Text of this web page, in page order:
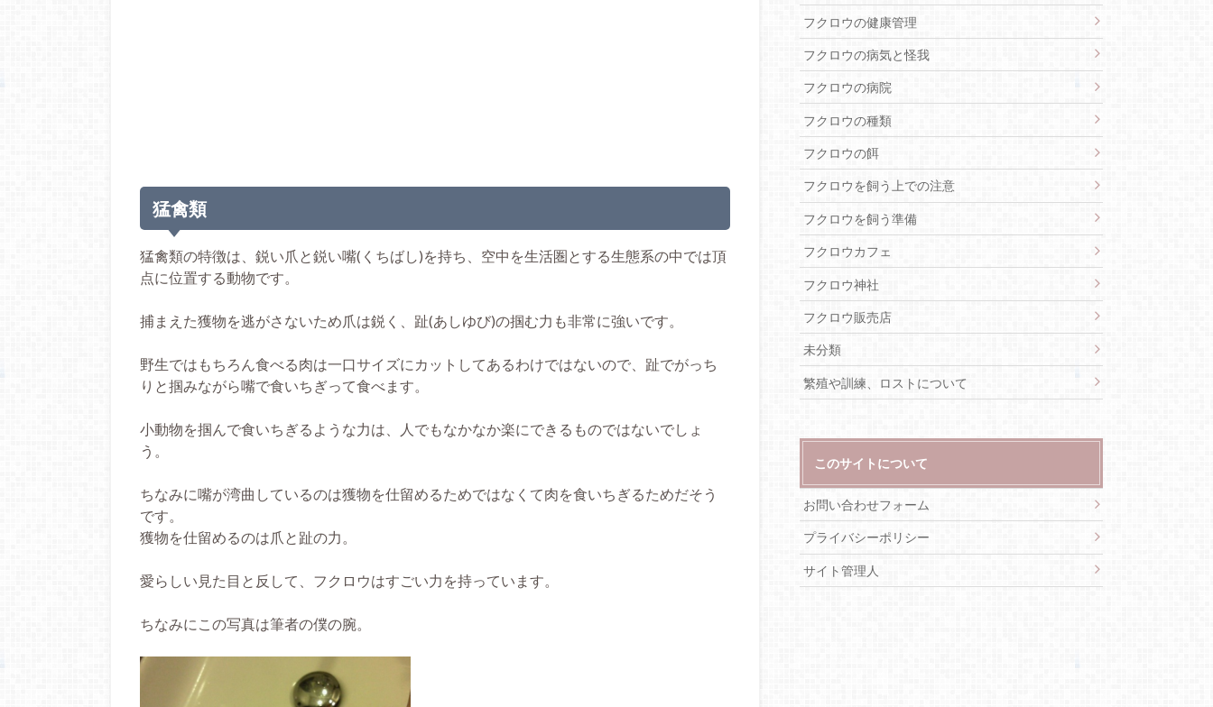
猛禽類
猛禽類の特徴は、鋭い爪と鋭い嘴(くちばし)を持ち、空中を生活圏とする生態系の中では頂
点に位置する動物です。
捕まえた獲物を逃がさないため爪は鋭く、趾(あしゆび)の掴む力も非常に強いです。
野生ではもちろん食べる肉は一口サイズにカットしてあるわけではないので、趾でがっち
りと掴みながら嘴で食いちぎって食べます。
小動物を掴んで食いちぎるような力は、人でもなかなか楽にできるものではないでしょ
う。
ちなみに嘴が湾曲しているのは獲物を仕留めるためではなくて肉を食いちぎるためだそう
です。
獲物を仕留めるのは爪と趾の力。
愛らしい見た目と反して、フクロウはすごい力を持っています。
ちなみにこの写真は筆者の僕の腕。
フクロウの健康管理
フクロウの病気と怪我
フクロウの病院
フクロウの種類
フクロウの餌
フクロウを飼う上での注意
フクロウを飼う準備
フクロウカフェ
フクロウ神社
フクロウ販売店
未分類
繁殖や訓練、ロストについて
このサイトについて
お問い合わせフォーム
プライバシーポリシー
サイト管理人